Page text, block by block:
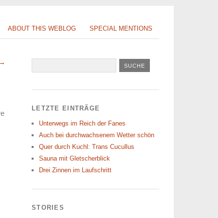
ABOUT THIS WEBLOG SPECIAL MENTIONS
LETZTE EINTRÄGE
Unterwegs im Reich der Fanes
Auch bei durchwachsenem Wetter schön
Quer durch Kuchl: Trans Cucullus
Sauna mit Gletscherblick
Drei Zinnen im Laufschritt
STORIES